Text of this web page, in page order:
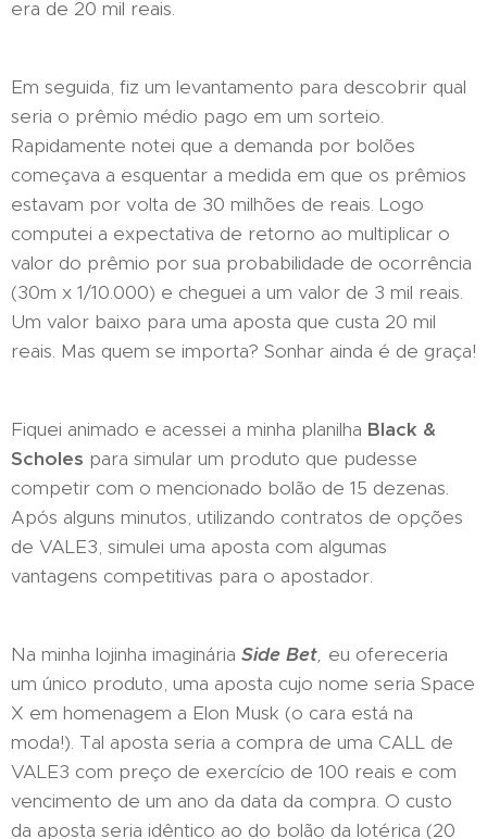
era de 20 mil reais.
Em seguida, fiz um levantamento para descobrir qual
seria o prêmio médio pago em um sorteio.
Rapidamente notei que a demanda por bolões
começava a esquentar a medida em que os prêmios
estavam por volta de 30 milhões de reais. Logo
computei a expectativa de retorno ao multiplicar o
valor do prêmio por sua probabilidade de ocorrência
(30m x 1/10.000) e cheguei a um valor de 3 mil reais.
Um valor baixo para uma aposta que custa 20 mil
reais. Mas quem se importa? Sonhar ainda é de graça!
Fiquei animado e acessei a minha planilha Black &
Scholes para simular um produto que pudesse
competir com o mencionado bolão de 15 dezenas.
Após alguns minutos, utilizando contratos de opções
de VALE3, simulei uma aposta com algumas
vantagens competitivas para o apostador.
Na minha lojinha imaginária Side Bet, eu ofereceria
um único produto, uma aposta cujo nome seria Space
X em homenagem a Elon Musk (o cara está na
moda!). Tal aposta seria a compra de uma CALL de
VALE3 com preço de exercício de 100 reais e com
vencimento de um ano da data da compra. O custo
da aposta seria idêntico ao do bolão da lotérica (20